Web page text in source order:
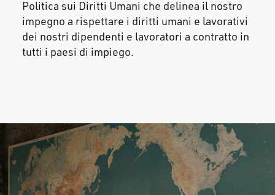
Politica sui Diritti Umani che delinea il nostro
impegno a rispettare i diritti umani e lavorativi
dei nostri dipendenti e lavoratori a contratto in
tutti i paesi di impiego.